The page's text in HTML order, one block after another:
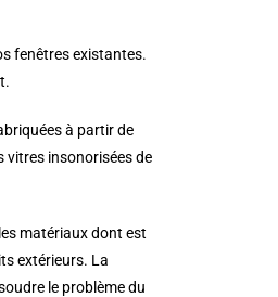
fenêtres existantes.
à partir de
vitres insonorisées de
matériaux dont est
extérieurs. La
le problème du